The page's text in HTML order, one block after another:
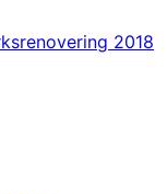
2018